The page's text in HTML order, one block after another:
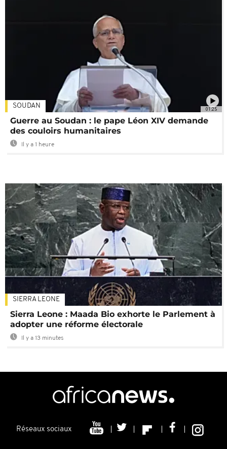
01:25
SOUDAN
Guerre au Soudan : le pape Léon XIV demande
des couloirs humanitaires
Il y a 1 heure
SIERRA LEONE
Sierra Leone : Maada Bio exhorte le Parlement à
adopter une réforme électorale
Il y a 13 minutes
Réseaux sociaux